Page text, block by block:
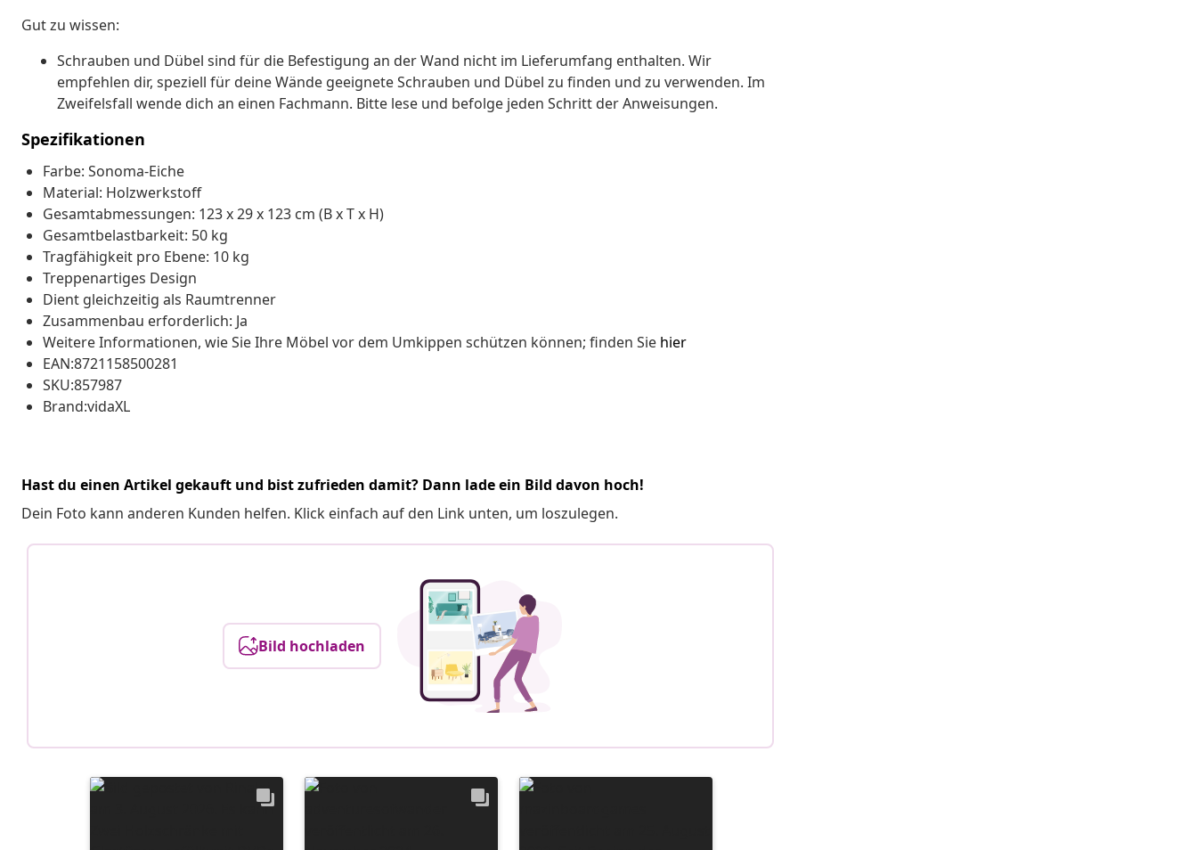
Gut zu wissen:
Schrauben und Dübel sind für die Befestigung an der Wand nicht im Lieferumfang enthalten. Wir
empfehlen dir, speziell für deine Wände geeignete Schrauben und Dübel zu finden und zu verwenden. Im
Zweifelsfall wende dich an einen Fachmann. Bitte lese und befolge jeden Schritt der Anweisungen.
Spezifikationen
Farbe: Sonoma-Eiche
Material: Holzwerkstoff
Gesamtabmessungen: 123 x 29 x 123 cm (B x T x H)
Gesamtbelastbarkeit: 50 kg
Tragfähigkeit pro Ebene: 10 kg
Treppenartiges Design
Dient gleichzeitig als Raumtrenner
Zusammenbau erforderlich: Ja
Weitere Informationen, wie Sie Ihre Möbel vor dem Umkippen schützen können; finden Sie hier
EAN:8721158500281
SKU:857987
Brand:vidaXL
Hast du einen Artikel gekauft und bist zufrieden damit? Dann lade ein Bild davon hoch!
Dein Foto kann anderen Kunden helfen. Klick einfach auf den Link unten, um loszulegen.
Bild hochladen